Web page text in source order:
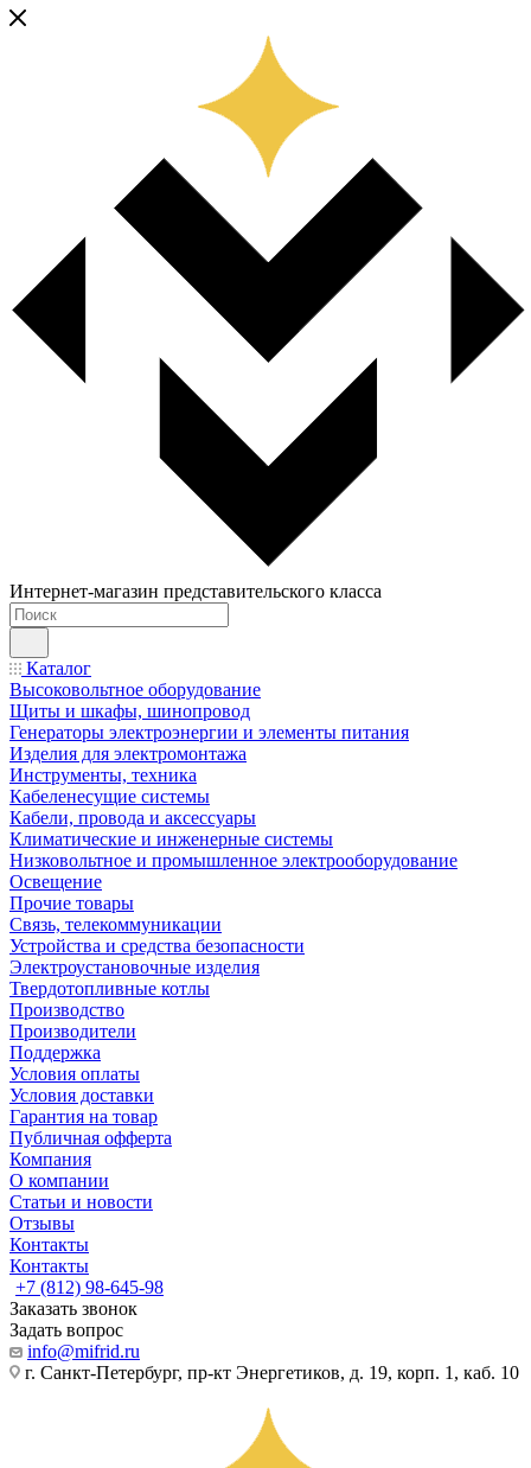
Интернет-магазин представительского класса
Каталог
Высоковольтное оборудование
Щиты и шкафы, шинопровод
Генераторы электроэнергии и элементы питания
Изделия для электромонтажа
Инструменты, техника
Кабеленесущие системы
Кабели, провода и аксессуары
Климатические и инженерные системы
Низковольтное и промышленное электрооборудование
Освещение
Прочие товары
Связь, телекоммуникации
Устройства и средства безопасности
Электроустановочные изделия
Твердотопливные котлы
Производство
Производители
Поддержка
Условия оплаты
Условия доставки
Гарантия на товар
Публичная офферта
Компания
О компании
Статьи и новости
Отзывы
Контакты
Контакты
+7 (812) 98-645-98
Заказать звонок
Задать вопрос
info@mifrid.ru
г. Санкт-Петербург, пр-кт Энергетиков, д. 19, корп. 1, каб. 10